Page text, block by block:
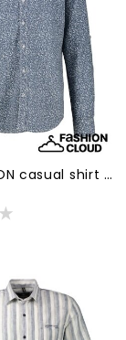
LERROS CON casual shirt km BT1